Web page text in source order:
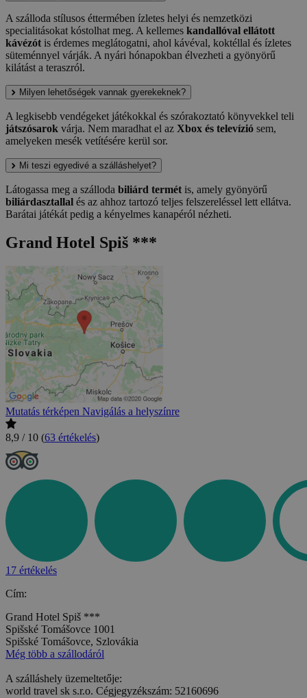
A szálloda stílusos éttermében ízletes helyi és nemzetközi
specialitásokat kóstolhat meg. A kellemes kandallóval ellátott
kávézót is érdemes meglátogatni, ahol kávéval, koktéllal és ízletes
süteménnyel várják. A nyári hónapokban élvezheti a gyönyörű
kilátást a teraszról.
Milyen lehetőségek vannak gyerekeknek?
A legkisebb vendégeket játékokkal és szórakoztató könyvekkel teli
játszósarok várja. Nem maradhat el az Xbox és televízió sem,
amelyeken mesék vetítésére kerül sor.
Mi teszi egyedivé a szálláshelyet?
Látogassa meg a szálloda biliárd termét is, amely gyönyörű
biliárdasztallal és az ahhoz tartozó teljes felszereléssel lett ellátva.
Barátai játékát pedig a kényelmes kanapéról nézheti.
Grand Hotel Spiš ***
Mutatás térképen Navigálás a helyszínre
8,9 / 10 (63 értékelés)
17 értékelés
Cím:
Grand Hotel Spiš ***
Spišské Tomášovce 1001
Spišské Tomášovce, Szlovákia
Még több a szállodáról
A szálláshely üzemeltetője:
world travel sk s.r.o. Cégjegyzékszám: 52160696